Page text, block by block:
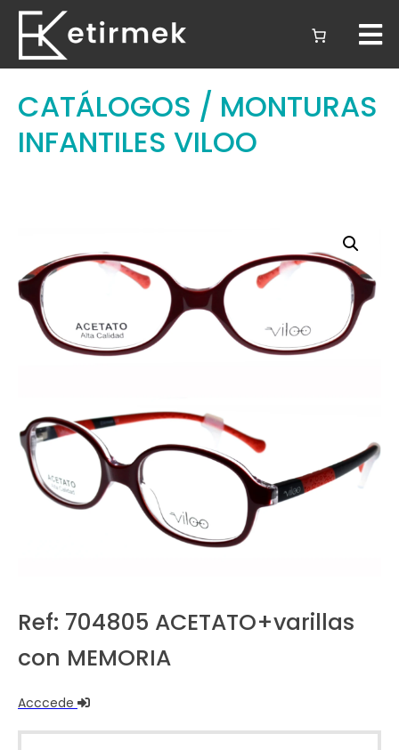
CATÁLOGOS / MONTURAS
INFANTILES VILOO
Ref: 704805 ACETATO+varillas
con MEMORIA
Acccede